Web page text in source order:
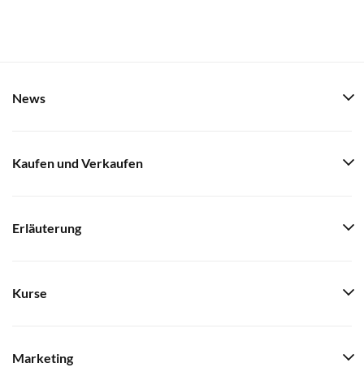
News
Kaufen und Verkaufen
Erläuterung
Kurse
Marketing